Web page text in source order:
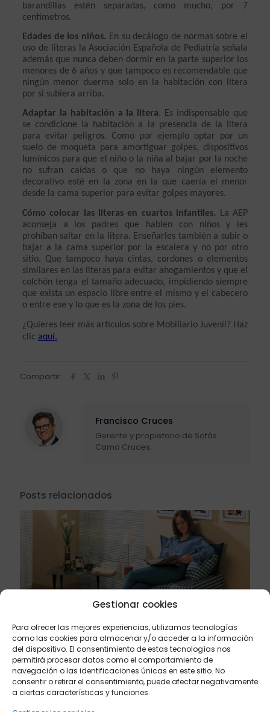
Gestionar cookies
Para ofrecer las mejores experiencias, utilizamos tecnologías
como las cookies para almacenar y/o acceder a la información
del dispositivo. El consentimiento de estas tecnologías nos
permitirá procesar datos como el comportamiento de
navegación o las identificaciones únicas en este sitio. No
consentir o retirar el consentimiento, puede afectar negativamente
a ciertas características y funciones.
barandillas estén separadas, como mucho, por 7
centímetros.
Edades de los niños. En su decálogo de normas sobre el
uso de literas la Asociación Española de Pediatría señala
además que nunca deben dormir en la parte superior los
menores de 6 años y que tampoco es recomendable que
ningún menor duerma solo en la habitación con litera
por si subiera arriba.
Adaptar la habitación a la litera. Es indispensable que
se condicione la habitación a la presencia de la litera
para evitar peligros. Como por ejemplo optar por un
suelo de moqueta para amortiguar golpes, dispositivos
lumínicos para que el niño o la niña al bajar por la noche
no sufran caídas o que no haya ningún elemento
decorativo esté en la zona en la que caería el menor
desde la cama superior para evitar golpes mayores.
Cómo colocar las literas en cuartos infantiles. La AEP
aconseja a los padres que hablen con niños y les
prohíban saltar en la litera. Enseñarles también a subir o
bajar a la cama superior por la escalera y no por otro
sitio. Que tampoco haya cintas, cordones o elementos
similares en las literas para evitar ahogamientos y que el
colchón tenga el tamaño adecuado, impidiendo siempre
que exista un espacio libre entre el mismo y el cabecero
o entre ese y lo que es la zona de los pies.
¿Quieres leer más artículos sobre Mobiliario Juvenil? Haz
clic aquí.
Compartir
Francisco Cruces
Gerente y propietario de Sofás
Cama Cruces.
Posts relacionados
abril 21, 2024
El puff cama, la mejor solución para cuando ya
tienes un sofá